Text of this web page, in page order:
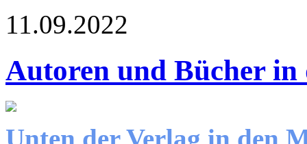
11.09.2022
Autoren und Bücher in
Unten der Verlag in den